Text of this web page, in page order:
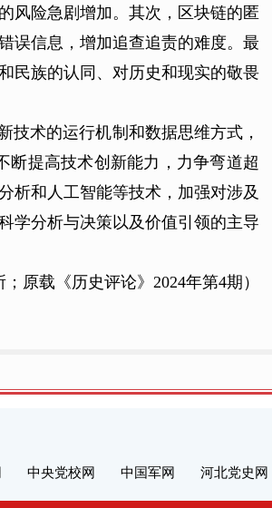
风险急剧增加。其次，区块链的匿
误信息，增加追查追责的难度。最
民族的认同、对历史和现实的敬畏
技术的运行机制和数据思维方式，
断提高技术创新能力，力争弯道超
析和人工智能等技术，加强对涉及
学分析与决策以及价值引领的主导
原载《历史评论》2024年第4期）
中央党校网 中国军网 河北党史网